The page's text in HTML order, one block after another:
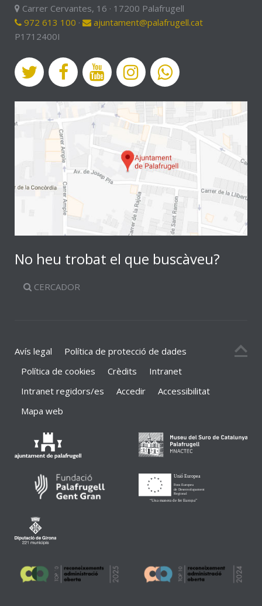
Carrer Cervantes, 16 · 17200 Palafrugell
972 613 100 ·
ajuntament@palafrugell.cat
P1712400I
No heu trobat el que buscàveu?
CERCADOR
Avís legal
Política de protecció de dades
Política de cookies
Crèdits
Intranet
Intranet regidors/es
Accedir
Accessibilitat
Mapa web